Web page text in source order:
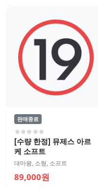
판매종료
[수량 한정] 뮤제스 아르
케 소프트
대마왕, 소형, 소프트
89,000원